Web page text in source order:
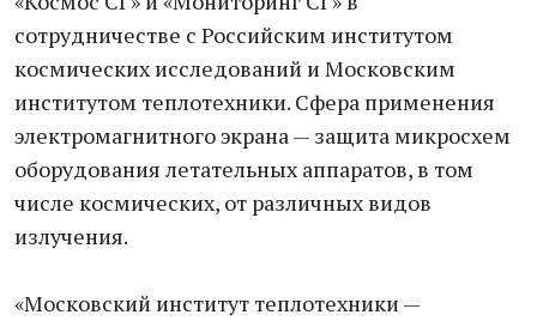
сотрудничестве с Российским институтом
космических исследований и Московским
институтом теплотехники. Сфера применения
электромагнитного экрана — защита микросхем
оборудования летательных аппаратов, в том
числе космических, от различных видов
излучения.
«Московский институт теплотехники —